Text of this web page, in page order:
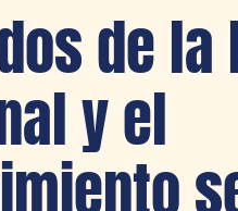
de
y el